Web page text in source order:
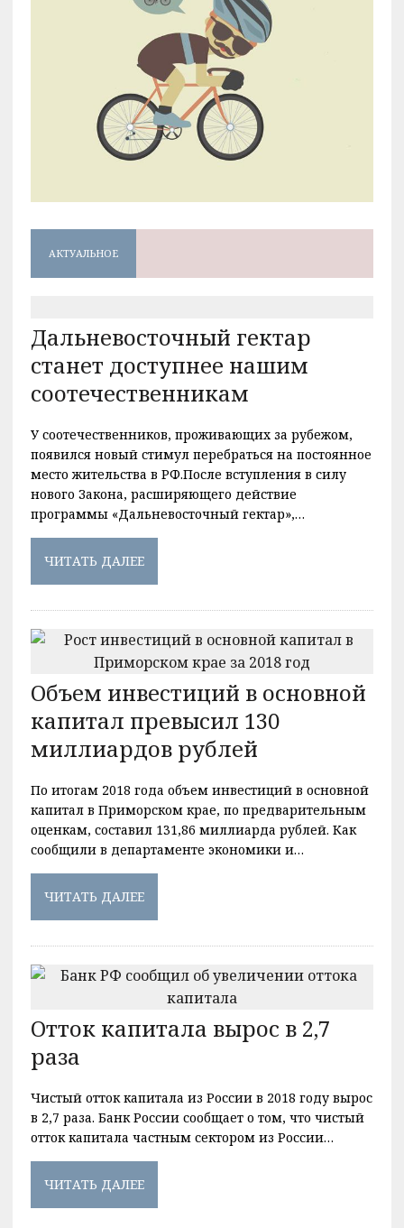
АКТУАЛЬНОЕ
Дальневосточный гектар
станет доступнее нашим
соотечественникам
У соотечественников, проживающих за рубежом,
появился новый стимул перебраться на постоянное
место жительства в РФ.После вступления в силу
нового Закона, расширяющего действие
программы «Дальневосточный гектар»,…
ЧИТАТЬ ДАЛЕЕ
Объем инвестиций в основной
капитал превысил 130
миллиардов рублей
По итогам 2018 года объем инвестиций в основной
капитал в Приморском крае, по предварительным
оценкам, составил 131,86 миллиарда рублей. Как
сообщили в департаменте экономики и…
ЧИТАТЬ ДАЛЕЕ
Отток капитала вырос в 2,7
раза
Чистый отток капитала из России в 2018 году вырос
в 2,7 раза. Банк России сообщает о том, что чистый
отток капитала частным сектором из России…
ЧИТАТЬ ДАЛЕЕ